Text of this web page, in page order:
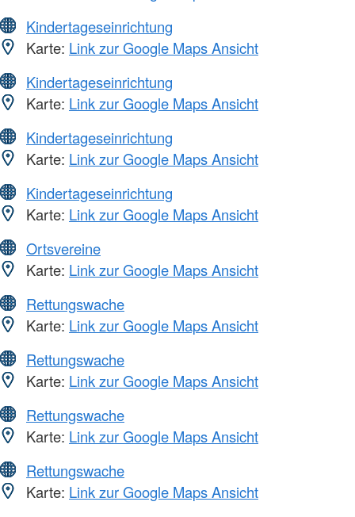
Kindertageseinrichtung
Karte: Link zur Google Maps Ansicht
Kindertageseinrichtung
Karte: Link zur Google Maps Ansicht
Kindertageseinrichtung
Karte: Link zur Google Maps Ansicht
Kindertageseinrichtung
Karte: Link zur Google Maps Ansicht
Ortsvereine
Karte: Link zur Google Maps Ansicht
Rettungswache
Karte: Link zur Google Maps Ansicht
Rettungswache
Karte: Link zur Google Maps Ansicht
Rettungswache
Karte: Link zur Google Maps Ansicht
Rettungswache
Karte: Link zur Google Maps Ansicht